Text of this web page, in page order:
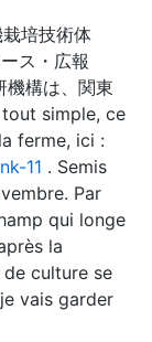
培技術体
ス・広報
機構は、関東
tout simple, ce
ferme, ici :
11 . Semis
Par
qui longe
la
culture se
vais garder